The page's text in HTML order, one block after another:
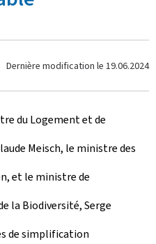
Dernière modification le 19.06.2024
du Logement et de
Meisch, le ministre des
et le ministre de
la Biodiversité, Serge
de simplification